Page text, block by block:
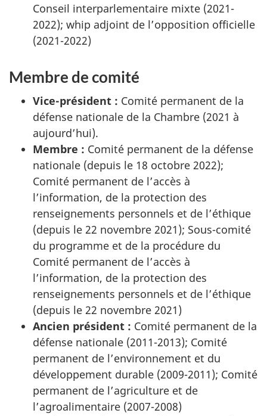
Conseil interparlementaire mixte (2021-
2022); whip adjoint de l’opposition officielle
(2021-2022)
Membre de comité
Vice-président : Comité permanent de la
défense nationale de la Chambre (2021 à
aujourd’hui).
Membre : Comité permanent de la défense
nationale (depuis le 18 octobre 2022);
Comité permanent de l’accès à
l’information, de la protection des
renseignements personnels et de l’éthique
(depuis le 22 novembre 2021); Sous-comité
du programme et de la procédure du
Comité permanent de l’accès à
l’information, de la protection des
renseignements personnels et de l’éthique
(depuis le 22 novembre 2021)
Ancien président : Comité permanent de la
défense nationale (2011-2013); Comité
permanent de l’environnement et du
développement durable (2009-2011); Comité
permanent de l’agriculture et de
l’agroalimentaire (2007-2008)